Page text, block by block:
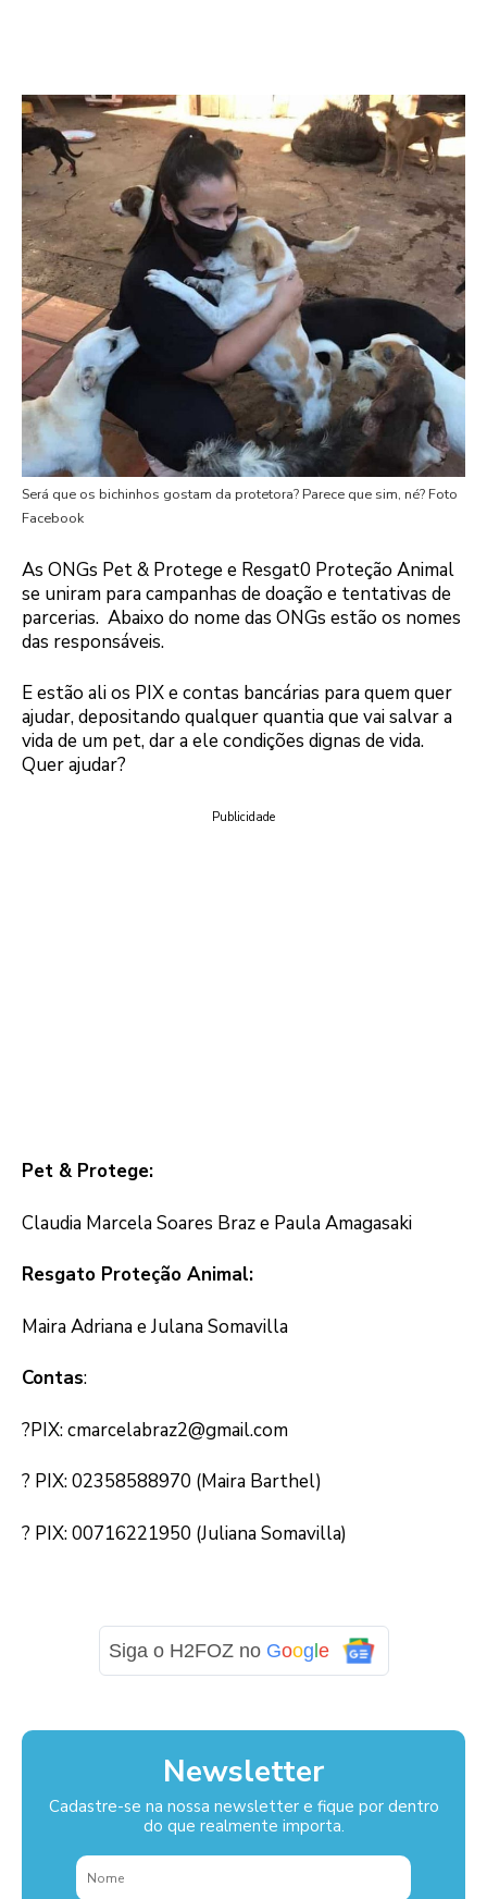
Será que os bichinhos gostam da protetora? Parece que sim, né? Foto
Facebook
As ONGs Pet & Protege e Resgat0 Proteção Animal
se uniram para campanhas de doação e tentativas de
parcerias. Abaixo do nome das ONGs estão os nomes
das responsáveis.
E estão ali os PIX e contas bancárias para quem quer
ajudar, depositando qualquer quantia que vai salvar a
vida de um pet, dar a ele condições dignas de vida.
Quer ajudar?
Publicidade
Pet & Protege:
Claudia Marcela Soares Braz e Paula Amagasaki
Resgato Proteção Animal:
Maira Adriana e Julana Somavilla
Contas:
?PIX: cmarcelabraz2@gmail.com
? PIX: 02358588970 (Maira Barthel)
? PIX: 00716221950 (Juliana Somavilla)
Siga o H2FOZ no Google
Newsletter
Cadastre-se na nossa newsletter e fique por dentro
do que realmente importa.